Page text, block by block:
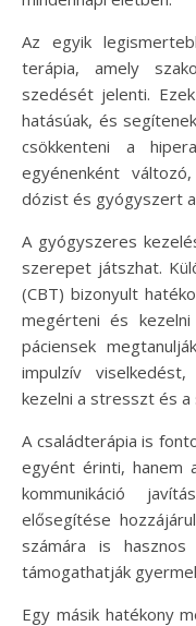
Az egyik
terápia, amely
szedését jelenti.
hatásúak, és
csökkenteni a
egyénenként
dózist és gyógyszert
A gyógyszeres
szerepet játszhat.
(CBT) bizonyult
megérteni és
páciensek
impulzív
kezelni a stresszt és a
A családterápia is
egyént érinti, hanem
kommunikáció
elősegítése
számára is
támogathatják
Egy másik hatékony